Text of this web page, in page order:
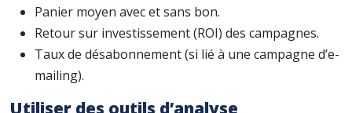
Panier moyen avec et sans bon.
Retour sur investissement (ROI) des campagnes.
Taux de désabonnement (si lié à une campagne d’e-
mailing).
Utiliser des outils d’analyse